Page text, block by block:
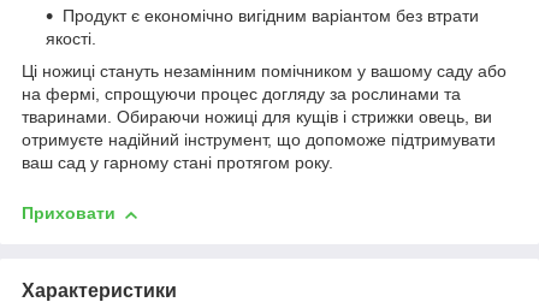
Продукт є економічно вигідним варіантом без втрати
якості.
Ці ножиці стануть незамінним помічником у вашому саду або
на фермі, спрощуючи процес догляду за рослинами та
тваринами. Обираючи ножиці для кущів і стрижки овець, ви
отримуєте надійний інструмент, що допоможе підтримувати
ваш сад у гарному стані протягом року.
Приховати
Характеристики